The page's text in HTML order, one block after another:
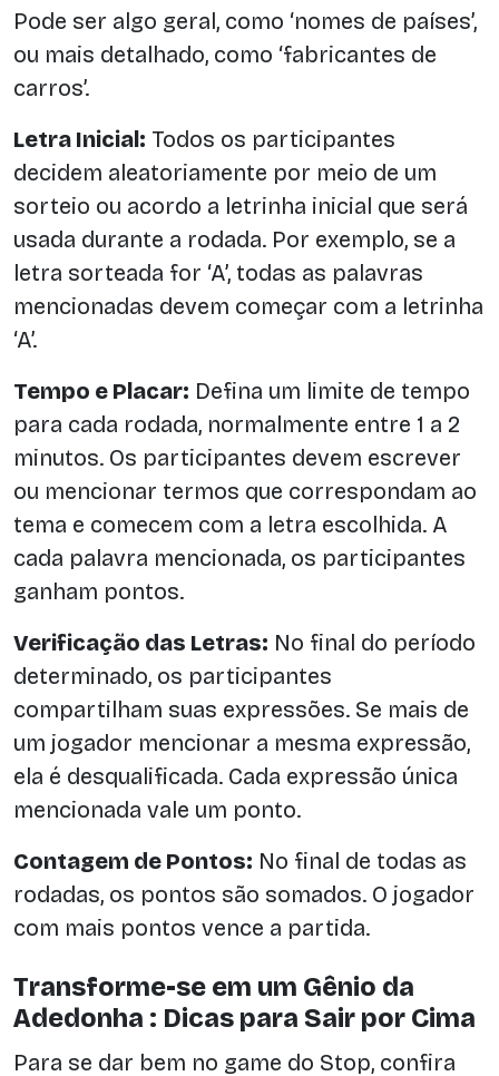
Pode ser algo geral, como ‘nomes de países’,
ou mais detalhado, como ‘fabricantes de
carros’.
Letra Inicial: Todos os participantes
decidem aleatoriamente por meio de um
sorteio ou acordo a letrinha inicial que será
usada durante a rodada. Por exemplo, se a
letra sorteada for ‘A’, todas as palavras
mencionadas devem começar com a letrinha
‘A’.
Tempo e Placar: Defina um limite de tempo
para cada rodada, normalmente entre 1 a 2
minutos. Os participantes devem escrever
ou mencionar termos que correspondam ao
tema e comecem com a letra escolhida. A
cada palavra mencionada, os participantes
ganham pontos.
Verificação das Letras: No final do período
determinado, os participantes
compartilham suas expressões. Se mais de
um jogador mencionar a mesma expressão,
ela é desqualificada. Cada expressão única
mencionada vale um ponto.
Contagem de Pontos: No final de todas as
rodadas, os pontos são somados. O jogador
com mais pontos vence a partida.
Transforme-se em um Gênio da
Adedonha : Dicas para Sair por Cima
Para se dar bem no game do Stop, confira